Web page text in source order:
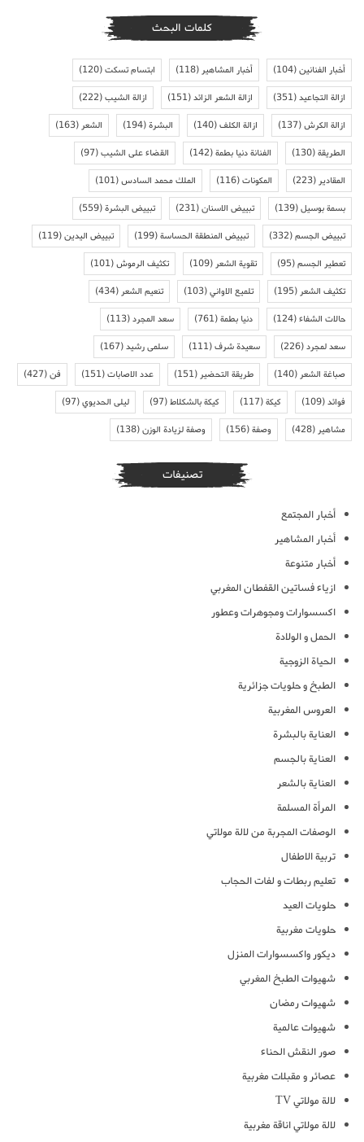
كلمات البحث
أخبار الفنانين(104) أخبار المشاهير(118) ابتسام تسكت(120)
ازالة التجاعيد(351) ازالة الشعر الزائد(151) ازالة الشيب(222)
ازالة الكرش(137) ازالة الكلف(140) البشرة(194) الشعر(163)
الطريقة(130) الفنانة دنيا بطمة(142) القضاء على الشيب(97)
المقادير(223) المكونات(116) الملك محمد السادس(101)
بسمة بوسيل(139) تبييض الاسنان(231) تبييض البشرة(559)
تبييض الجسم(332) تبييض المنطقة الحساسة(199) تبييض اليدين(119)
تعطير الجسم(95) تقوية الشعر(109) تكثيف الرموش(101)
تكثيف الشعر(195) تلميع الاواني(103) تنعيم الشعر(434)
حالات الشفاء(124) دنيا بطمة(761) سعد المجرد(113)
سعد لمجرد(226) سعيدة شرف(111) سلمى رشيد(167)
صباغة الشعر(140) طريقة التحضير(151) عدد الاصابات(151) فن(427)
فوائد(109) كيكة(117) كيكة بالشكلاط(97) ليلى الحديوي(97)
مشاهير(428) وصفة(156) وصفة لزيادة الوزن(138)
تصنيفات
أخبار المجتمع
أخبار المشاهير
أخبار متنوعة
ازياء فساتين القفطان المغربي
اكسسوارات ومجوهرات وعطور
الحمل و الولادة
الحياة الزوجية
الطبخ و حلويات جزائرية
العروس المغربية
العناية بالبشرة
العناية بالجسم
العناية بالشعر
المرأة المسلمة
الوصفات المجربة من لالة مولاتي
تربية الاطفال
تعليم ربطات و لفات الحجاب
حلويات العيد
حلويات مغربية
ديكور واكسسوارات المنزل
شهيوات الطبخ المغربي
شهيوات رمضان
شهيوات عالمية
صور النقش الحناء
عصائر و مقبلات مغربية
لالة مولاتي TV
لالة مولاتي اناقة مغربية